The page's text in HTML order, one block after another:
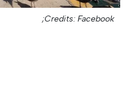
Credits: Facebook;